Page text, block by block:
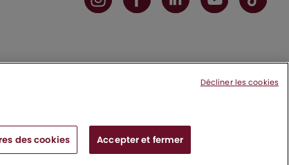
- France
de protection des données personnelles
des cookies Accepter et fermer
Décliner les cookies